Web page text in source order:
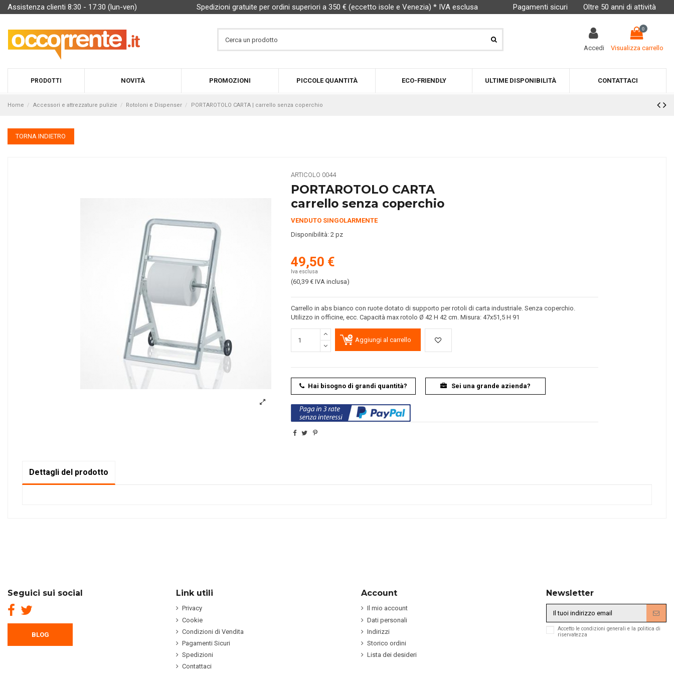
Assistenza clienti 8:30 - 17:30 (lun-ven) Spedizioni gratuite per ordini superiori a 350 € (eccetto isole e Venezia) * IVA esclusa Pagamenti sicuri Oltre 50 anni di attività
Accedi
0
Visualizza carrello
PRODOTTI NOVITÀ PROMOZIONI PICCOLE QUANTITÀ ECO-FRIENDLY ULTIME DISPONIBILITÀ CONTATTACI
Home Accessori e attrezzature pulizie Rotoloni e Dispenser PORTAROTOLO CARTA | carrello senza coperchio
TORNA INDIETRO
ARTICOLO 0044
PORTAROTOLO CARTA
carrello senza coperchio
VENDUTO SINGOLARMENTE
Disponibilità: 2 pz
49,50 €
Iva esclusa
(60,39 € IVA inclusa)
Carrello in abs bianco con ruote dotato di supporto per rotoli di carta industriale. Senza coperchio.
Utilizzo in officine, ecc. Capacità max rotolo Ø 42 H 42 cm. Misura: 47x51,5 H 91
Aggiungi al carrello
Hai bisogno di grandi quantità? Sei una grande azienda?
Dettagli del prodotto
Seguici sui social
BLOG
Link utili
Privacy
Cookie
Condizioni di Vendita
Pagamenti Sicuri
Spedizioni
Contattaci
Account
Il mio account
Dati personali
Indirizzi
Storico ordini
Lista dei desideri
Newsletter
Accetto le condizioni generali e la politica di
riservatezza